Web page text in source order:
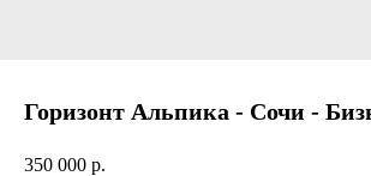
Горизонт Альпика - Сочи -
350 000 р.